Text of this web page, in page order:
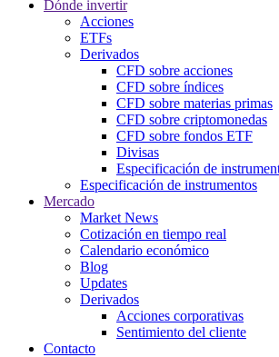
Dónde invertir
Acciones
ETFs
Derivados
CFD sobre acciones
CFD sobre índices
CFD sobre materias primas
CFD sobre criptomonedas
CFD sobre fondos ETF
Divisas
Especificación de
Especificación de instrumentos
Mercado
Market News
Cotización en tiempo real
Calendario económico
Blog
Updates
Derivados
Acciones corporativas
Sentimiento del cliente
Contacto